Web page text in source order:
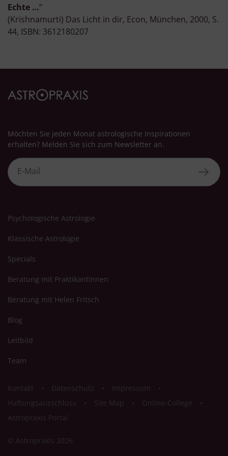
Echte …“
(Krishnamurti) Das Licht in dir, Econ, München, 2000, S.
44, ISBN: 3612180207
Möchten Sie jeden Monat astrologische Inspirationen
erhalten? Melden Sie sich zum Newsletter an.
Psychologische Astrologie
Klassische Astrologie
Specials
Beratung mit PraktikantInnen
Beratung mit Helen Fritsch
Blog
Leitbild
Team
© Astropraxis 2026
Kontakt Datenschutz
Impressum
Haftungsausschluss
Site Map
Online-College
Astropraxis Portal
Entwicklung und Verbesserung der Angebote
Verwendung reduzierter Daten zur Auswahl von Inhalten
Besondere Features: